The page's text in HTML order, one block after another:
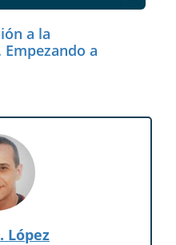
a la
a
López